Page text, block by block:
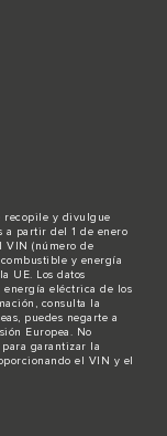
recopile y divulgue
a partir del 1 de enero
VIN (número de
y energía
UE. Los datos
energía eléctrica de los
consulta la
puedes negarte a
Europea. No
garantizar la
el VIN y el